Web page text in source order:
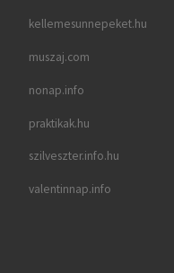
kellemesunnepeket.hu
muszaj.com
nonap.info
praktikak.hu
szilveszter.info.hu
valentinnap.info